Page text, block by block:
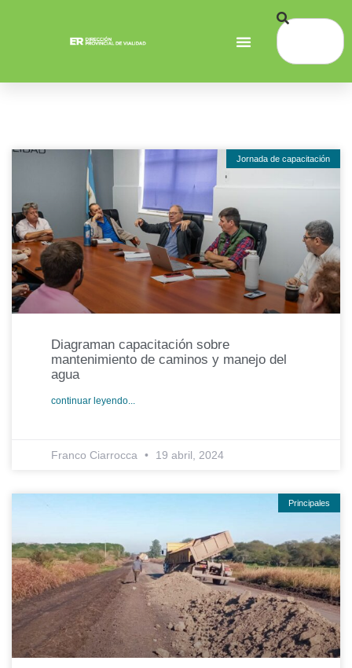
Jornada de capacitación
Diagraman capacitación sobre
mantenimiento de caminos y manejo del
agua
continuar leyendo...
Franco Ciarrocca 19 abril, 2024
Principales